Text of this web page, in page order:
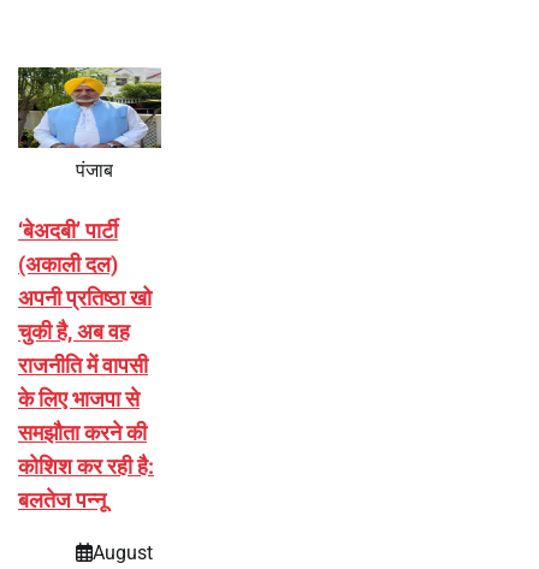
पंजाब
‘बेअदबी’ पार्टी
(अकाली दल)
अपनी प्रतिष्ठा खो
चुकी है, अब वह
राजनीति में वापसी
के लिए भाजपा से
समझौता करने की
कोशिश कर रही है:
बलतेज पन्नू
August